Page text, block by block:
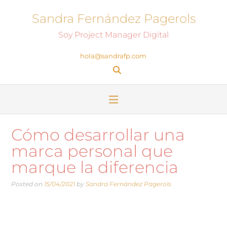
Sandra Fernández Pagerols
Soy Project Manager Digital
hola@sandrafp.com
Cómo desarrollar una
marca personal que
marque la diferencia
Posted on 15/04/2021 by Sandra Fernández Pagerols